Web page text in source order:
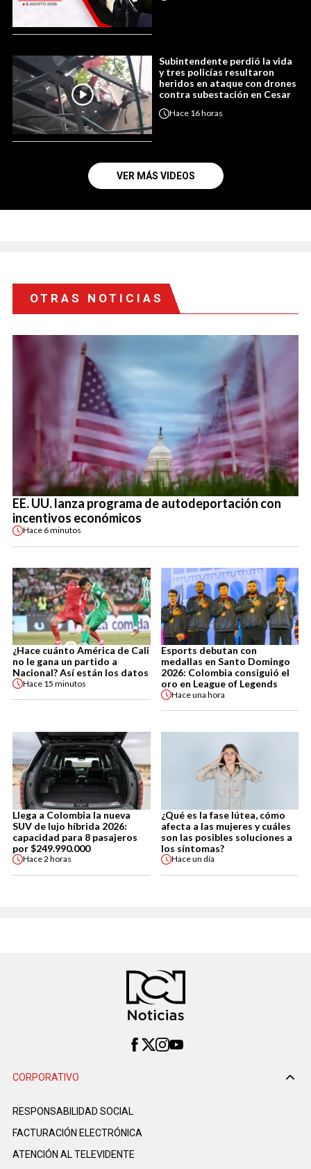
Subintendente perdió la vida
y tres policías resultaron
heridos en ataque con drones
contra subestación en Cesar
Hace 16 horas
VER MÁS VIDEOS
OTRAS NOTICIAS
EE. UU. lanza programa de autodeportación con
incentivos económicos
Hace 6 minutos
¿Hace cuánto América de Cali
no le gana un partido a
Nacional? Así están los datos
Hace 15 minutos
Esports debutan con
medallas en Santo Domingo
2026: Colombia consiguió el
oro en League of Legends
Haceuna hora
Llega a Colombia la nueva
SUV de lujo híbrida 2026:
capacidad para 8 pasajeros
por $249.990.000
Hace2 horas
¿Qué es la fase lútea, cómo
afecta a las mujeres y cuáles
son las posibles soluciones a
los síntomas?
Haceun día
CORPORATIVO
RESPONSABILIDAD SOCIAL
FACTURACIÓN ELECTRÓNICA
ATENCIÓN AL TELEVIDENTE